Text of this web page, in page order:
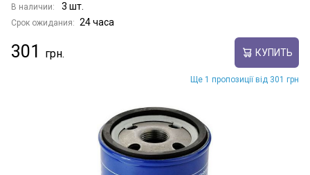
В наличии: 3 шт.
Срок ожидания: 24 часа
301 КУПИТЬ
Ще 1 пропозиції від 301 грн